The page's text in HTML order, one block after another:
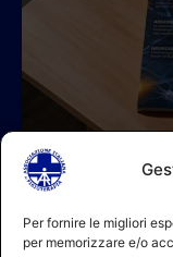
Per fornire le migliori
per memorizzare e/o